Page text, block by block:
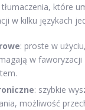
które
w kilku językach
: proste w
w
: szybkie
możliwość